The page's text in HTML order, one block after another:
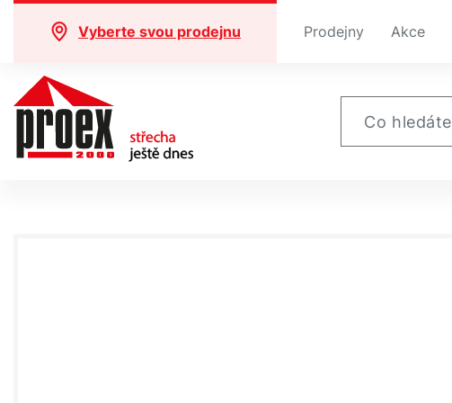
Vyberte svou prodejnu Prodejny Akce